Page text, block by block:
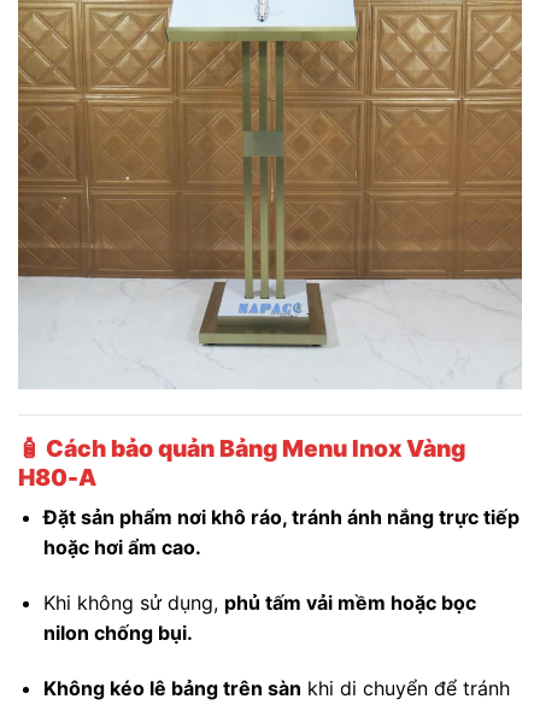
🧴 Cách bảo quản Bảng Menu Inox Vàng
H80-A
Đặt sản phẩm nơi khô ráo, tránh ánh nắng trực tiếp
hoặc hơi ẩm cao.
Khi không sử dụng, phủ tấm vải mềm hoặc bọc
nilon chống bụi.
Không kéo lê bảng trên sàn khi di chuyển để tránh